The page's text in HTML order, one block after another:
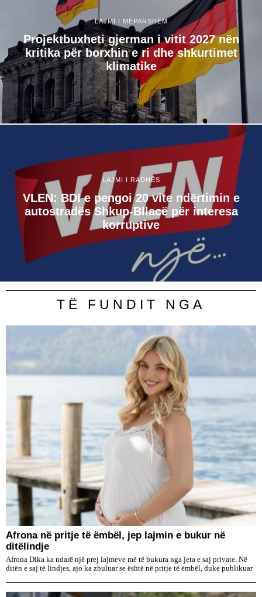
LAJMI I MËPARSHËM
​Projektbuxheti gjerman i vitit 2027 nën
kritika për borxhin e ri dhe shkurtimet
klimatike
LAJMI I RADHËS
VLEN: BDI e pengoi 20 vite ndërtimin e
autostradës Shkup-Bllacë për interesa
korruptive
TË FUNDIT NGA
Afrona në pritje të ëmbël, jep lajmin e bukur në
ditëlindje
Afrona Dika ka ndarë një prej lajmeve më të bukura nga jeta e saj private. Në
ditën e saj të lindjes, ajo ka zbuluar se është në pritje të ëmbël, duke publikuar